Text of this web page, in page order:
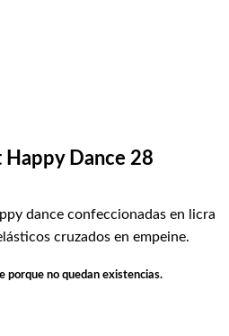
Happy Dance 28
dance confeccionadas en licra
cruzados en empeine.
porque no quedan existencias.